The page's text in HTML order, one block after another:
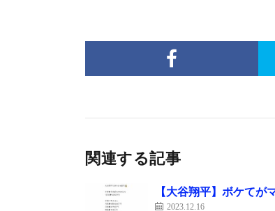
関連する記事
【大谷翔平】ボケてが
2023.12.16